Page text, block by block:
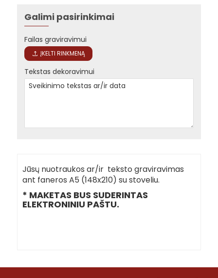
Galimi pasirinkimai
Failas graviravimui
ĮKELTI RINKMENĄ
Tekstas dekoravimui
Jūsų nuotraukos ar/ir teksto graviravimas
ant faneros A5 (148x210) su stoveliu.
* MAKETAS BUS SUDERINTAS
ELEKTRONINIU PAŠTU.